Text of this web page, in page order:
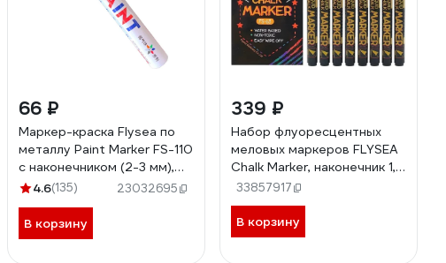
66 ₽
Маркер-краска Flysea по
металлу Paint Marker FS-110
с наконечником (2-3 мм),
белый FS-110-white
4.6(135) 23032695
В корзину
339 ₽
Набор флуоресцентных
меловых маркеров FLYSEA
Chalk Marker, наконечник 1,0
мм, упаковка 8 шт. FS-63
33857917
В корзину